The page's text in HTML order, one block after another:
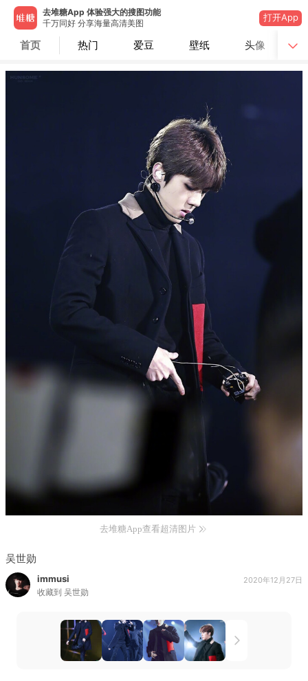
去堆糖App 体验强大的搜图功能
千万同好 分享海量高清美图
打开App
首页 热门 爱豆 壁纸 头像
去堆糖App查看超清图片
吴世勋
immusi
收藏到 吴世勋
2020年12月27日